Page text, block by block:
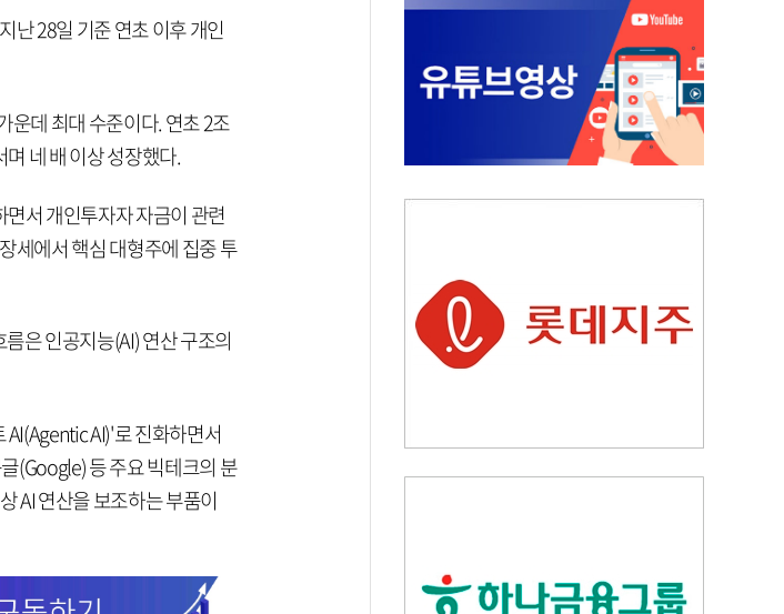
난 28일 기준 연초 이후 개인
운데 최대 수준이다. 연초 2조
네 배 이상 성장했다.
면서 개인투자자 자금이 관련
세에서 핵심 대형주에 집중 투
은 인공지능(AI) 연산 구조의
AI)'로 진화하면서
(Google) 등 주요 빅테크의 분
AI 연산을 보조하는 부품이